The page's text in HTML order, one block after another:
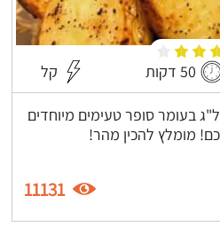
50 דקות קל
בעומר סופר טעימים מיוחדים
מומלץ להכין מהר!
11131